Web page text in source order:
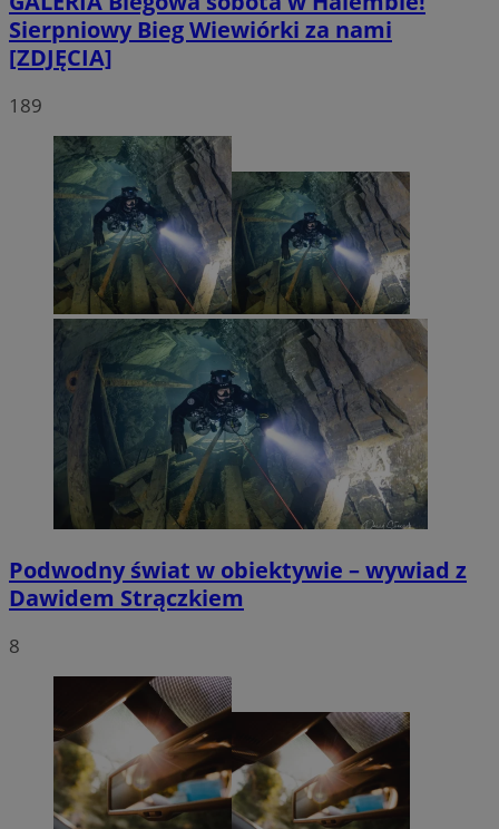
Sierpniowy Bieg Wiewiórki za nami
[ZDJĘCIA]
189
Podwodny świat w obiektywie – wywiad z
Dawidem Strączkiem
8